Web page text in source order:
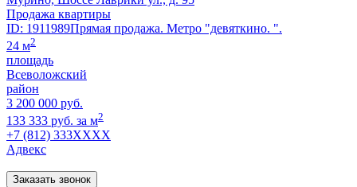
Продажа квартиры
ID: 1911989Прямая продажа. Метро "девяткино. ".
24 м2
площадь
Всеволожский
район
3 200 000 руб.
133 333 руб. за м2
+7 (812) 333XXXX
Адвекс
Заказать звонок